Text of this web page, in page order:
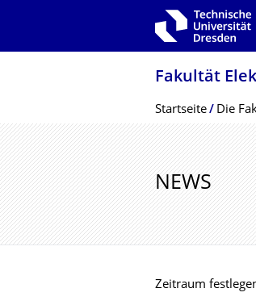
Zur Hauptnavigation springen
Fakultät
Breadcrumb-
Startseite Die
NEWS
Zeitraum